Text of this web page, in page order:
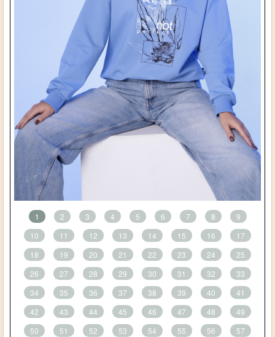
1 2 3 4 5 6 7 8
9
10
11 12 13 14 15 16
17
18
19 20 21 22 23 24
25
26
27 28 29 30 31 32
33
34
35 36 37 38 39 40
41
42
43 44 45 46 47 48
49
50
51 52 53 54 55 56
57